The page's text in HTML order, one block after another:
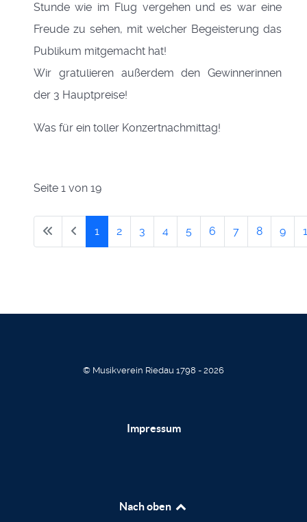
Stunde wie im Flug vergehen und es war eine
Freude zu sehen, mit welcher Begeisterung das
Publikum mitgemacht hat!
Wir gratulieren außerdem den Gewinnerinnen
der 3 Hauptpreise!
Was für ein toller Konzertnachmittag!
Seite 1 von 19
1 2 3 4 5 6 7 8 9
© Musikverein Riedau 1798 - 2026
Impressum
Nach oben